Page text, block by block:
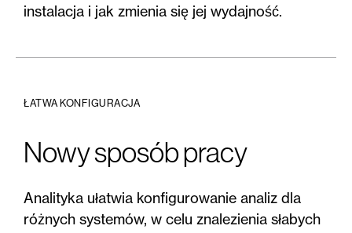
instalacja i jak zmienia się jej wydajność.
ŁATWA KONFIGURACJA
Nowy sposób pracy
Analityka ułatwia konfigurowanie analiz dla
różnych systemów, w celu znalezienia słabych